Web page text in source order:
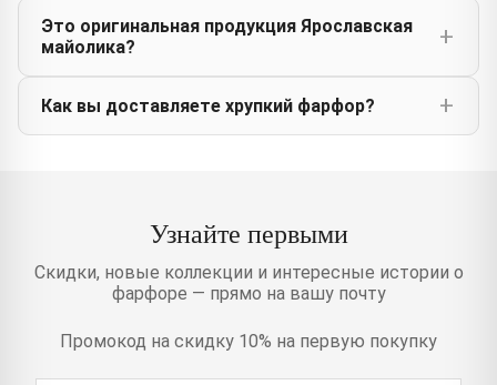
Это оригинальная продукция Ярославская
майолика?
Как вы доставляете хрупкий фарфор?
Узнайте первыми
Скидки, новые коллекции и интересные истории о
фарфоре — прямо на вашу почту
Промокод на скидку 10% на первую покупку